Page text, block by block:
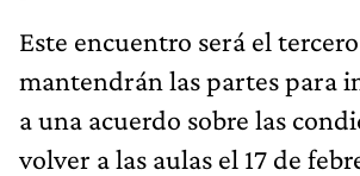
Este encuentro será el
mantendrán las partes para
a una acuerdo sobre las
volver a las aulas el 17 de